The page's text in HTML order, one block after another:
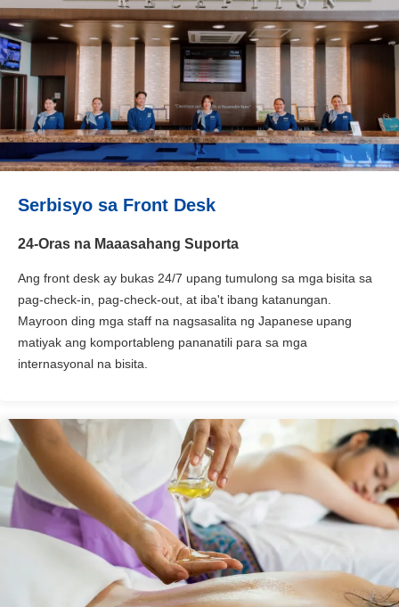
Serbisyo sa Front Desk
24-Oras na Maaasahang Suporta
Ang front desk ay bukas 24/7 upang tumulong sa mga bisita sa
pag-check-in, pag-check-out, at iba't ibang katanungan.
Mayroon ding mga staff na nagsasalita ng Japanese upang
matiyak ang komportableng pananatili para sa mga
internasyonal na bisita.